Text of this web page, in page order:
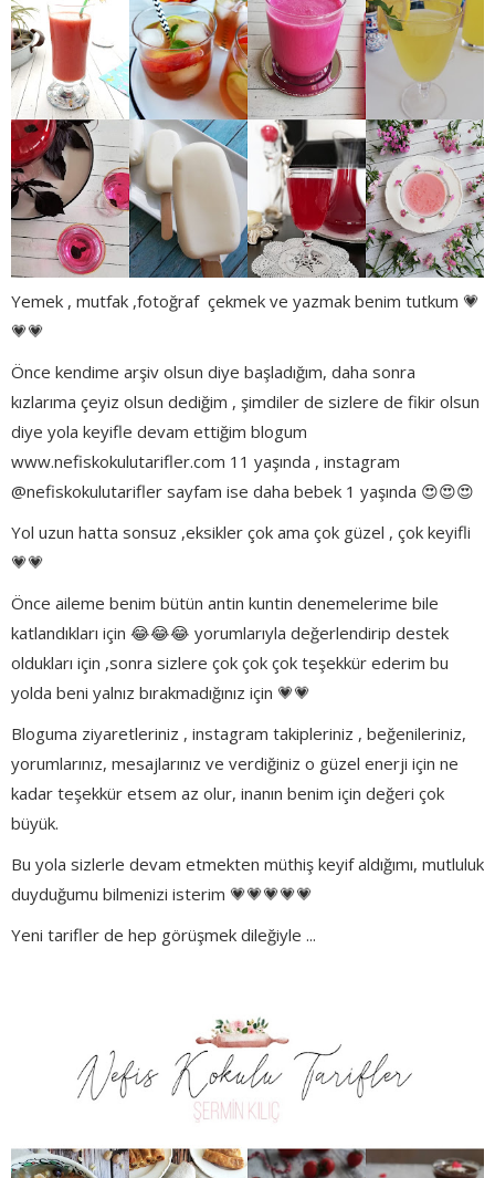
Yemek , mutfak ,fotoğraf çekmek ve yazmak benim tutkum 💗
💗💗
Önce kendime arşiv olsun diye başladığım, daha sonra
kızlarıma çeyiz olsun dediğim , şimdiler de sizlere de fikir olsun
diye yola keyifle devam ettiğim blogum
www.nefiskokulutarifler.com 11 yaşında , instagram
@nefiskokulutarifler sayfam ise daha bebek 1 yaşında 😍😍😍
Yol uzun hatta sonsuz ,eksikler çok ama çok güzel , çok keyifli
💗💗
Önce aileme benim bütün antin kuntin denemelerime bile
katlandıkları için 😂😂😂 yorumlarıyla değerlendirip destek
oldukları için ,sonra sizlere çok çok çok teşekkür ederim bu
yolda beni yalnız bırakmadığınız için 💗💗
Bloguma ziyaretleriniz , instagram takipleriniz , beğenileriniz,
yorumlarınız, mesajlarınız ve verdiğiniz o güzel enerji için ne
kadar teşekkür etsem az olur, inanın benim için değeri çok
büyük.
Bu yola sizlerle devam etmekten müthiş keyif aldığımı, mutluluk
duyduğumu bilmenizi isterim 💗💗💗💗💗
Yeni tarifler de hep görüşmek dileğiyle ...